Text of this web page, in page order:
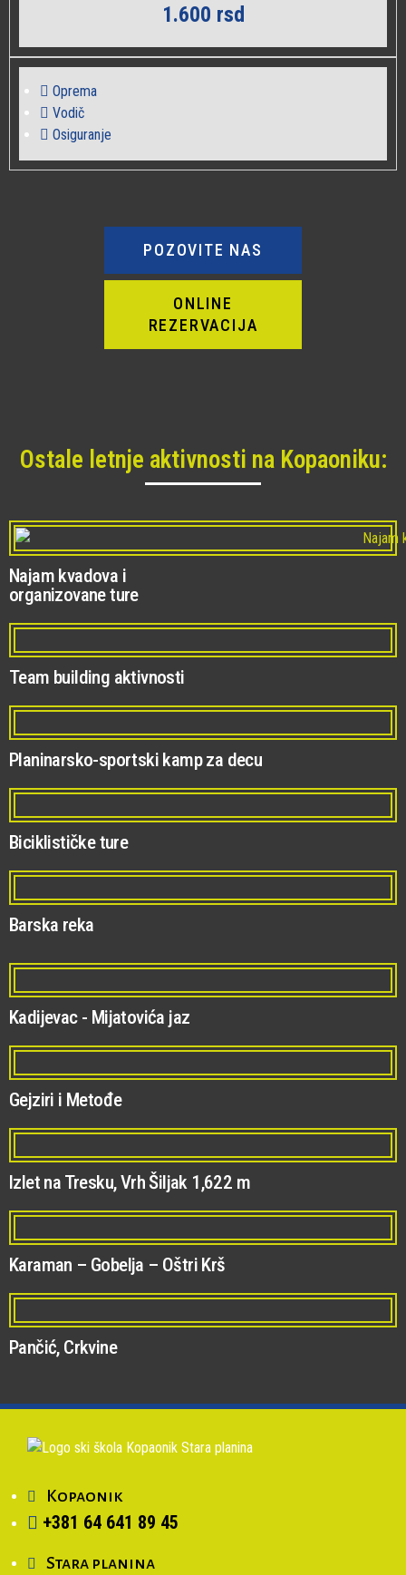
1.600 rsd
Oprema
Vodič
Osiguranje
POZOVITE NAS
ONLINE
REZERVACIJA
Ostale letnje aktivnosti na Kopaoniku:
Najam kvadova i
organizovane ture
Team building aktivnosti
Planinarsko-sportski kamp za decu
Biciklističke ture
Barska reka
Kadijevac - Mijatovića jaz
Gejziri i Metođe
Izlet na Tresku, Vrh Šiljak 1,622 m
Karaman – Gobelja – Oštri Krš
Pančić, Crkvine
Kopaonik
+381 64 641 89 45
Stara planina